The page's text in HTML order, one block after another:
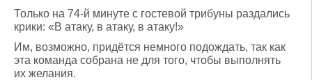
Только на 74-й минуте с гостевой трибуны раздались
крики: «В атаку, в атаку, в атаку!»
Им, возможно, придётся немного подождать, так как
эта команда собрана не для того, чтобы выполнять
их желания.